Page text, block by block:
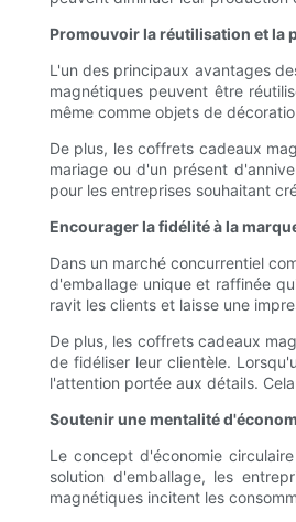
Promouvoir la réutilisation et la
L'un des principaux avantages
magnétiques peuvent être
même comme objets de
De plus, les coffrets cadeaux
mariage ou d'un présent
pour les entreprises souhaitant
Encourager la fidélité à la
Dans un marché concurrentiel
d'emballage unique et raffinée
ravit les clients et laisse une
De plus, les coffrets cadeaux
de fidéliser leur clientèle.
l'attention portée aux détails.
Soutenir une mentalité
Le concept d'économie
solution d'emballage, les
magnétiques incitent les